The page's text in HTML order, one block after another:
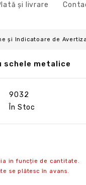
și livrare
și Indicatoare de
metalice
9032
În Stoc
in funcție de cantitate.
se plătesc în avans.